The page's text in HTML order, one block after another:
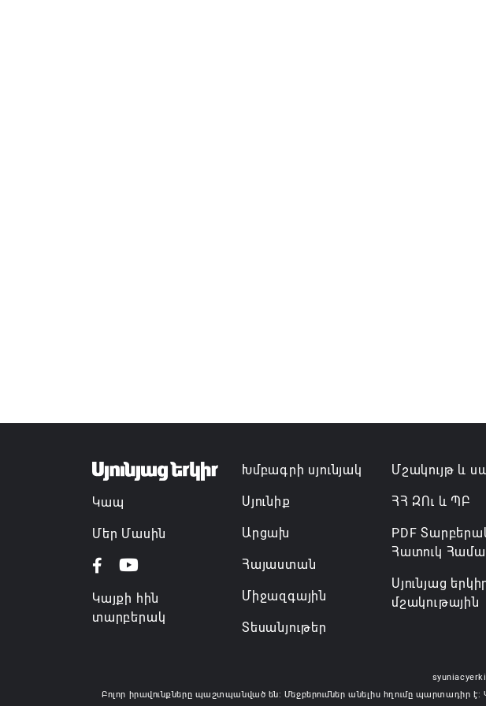
Կապ
Մեր Մասին
Կայքի հին
տարբերակ
Խմբագրի սյունյակ
Սյունիք
Արցախ
Հայաստան
Միջազգային
Տեսանյութեր
Մշակույթ և
ՀՀ ԶՈւ և ՊԲ
PDF
Հատուկ
Սյունյաց
մշակութային
Բոլոր իրավունքները պաշտպանված են: Մեջբերումներ անելիս հղումը պարտադիր